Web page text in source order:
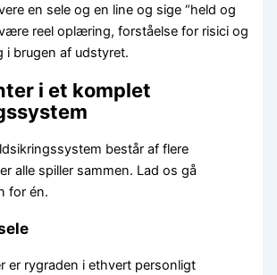
en sele og en line og sige “held og
reel oplæring, forståelse for risici og
brugen af udstyret.
i et komplet
består af flere
alle spiller sammen. Lad os gå
for én.
er rygraden i ethvert personligt